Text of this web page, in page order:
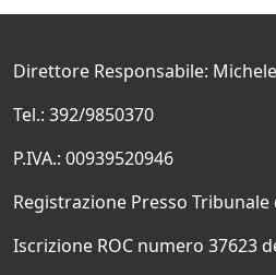
Direttore Responsabile:
Tel.: 392/9850370
P.IVA.: 00939520946
Registrazione Presso Tribunale
Iscrizione ROC numero 37623